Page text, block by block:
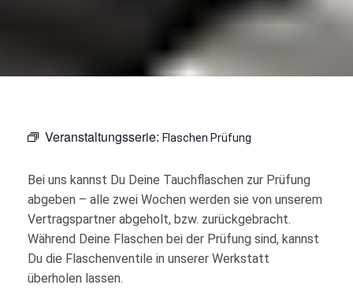
Veranstaltungsserie: Flaschen Prüfung
Bei uns kannst Du Deine Tauchflaschen zur Prüfung
abgeben – alle zwei Wochen werden sie von unserem
Vertragspartner abgeholt, bzw. zurückgebracht.
Während Deine Flaschen bei der Prüfung sind, kannst
Du die Flaschenventile in unserer Werkstatt
überholen lassen.